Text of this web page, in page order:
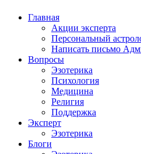
Главная
Акции эксперта
Персональный
Написать письмо
Вопросы
Эзотерика
Психология
Медицина
Религия
Поддержка
Эксперт
Эзотерика
Блоги